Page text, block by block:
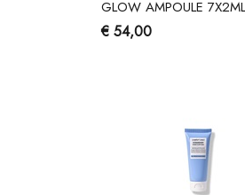
GLOW AMPOULE 7X2ML
€ 54,00